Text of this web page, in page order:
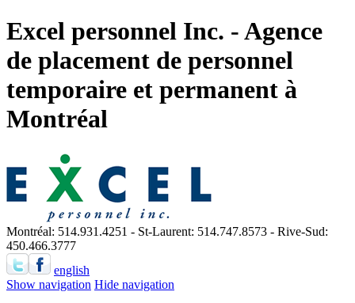
Excel personnel Inc. - Agence
de placement de personnel
temporaire et permanent à
Montréal
Montréal: 514.931.4251 - St-Laurent: 514.747.8573 - Rive-Sud:
450.466.3777
english
Show navigation Hide navigation